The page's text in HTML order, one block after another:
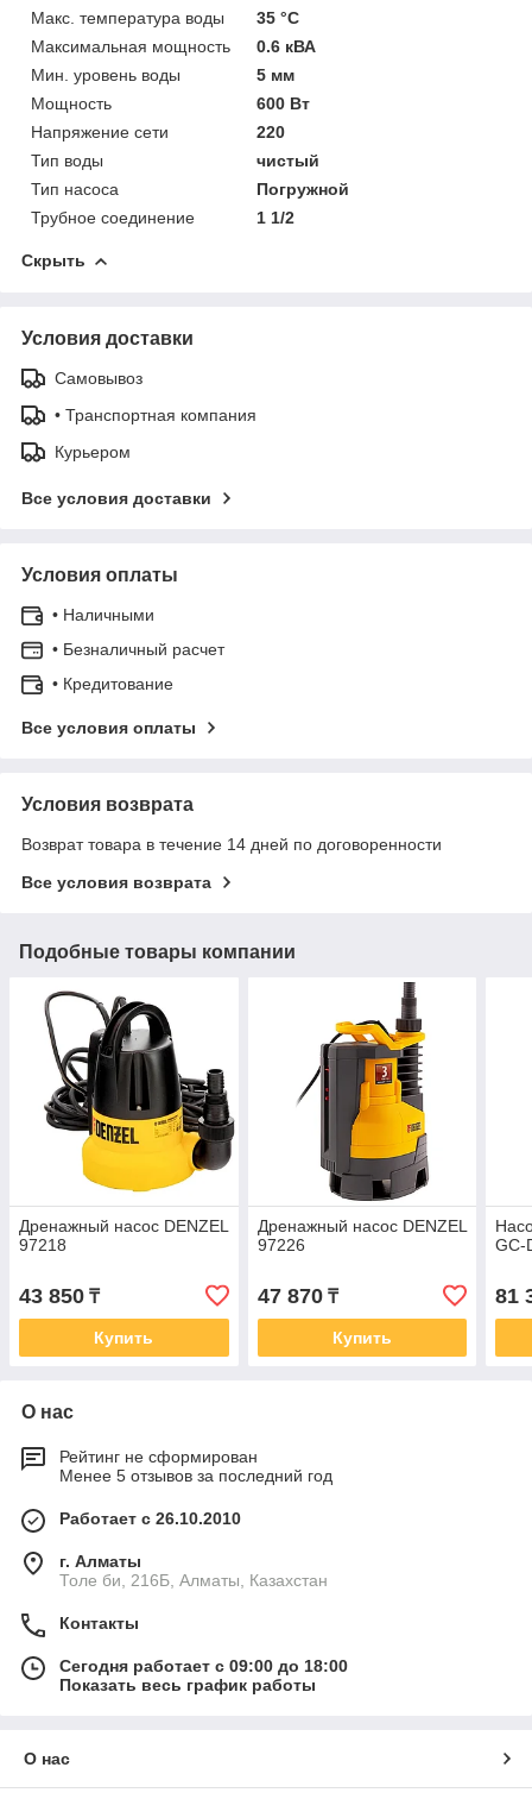
Макс. температура воды
35 °C
Максимальная мощность
0.6 кВА
Мин. уровень воды
5 мм
Мощность
600 Вт
Напряжение сети
220
Тип воды
чистый
Тип насоса
Погружной
Трубное соединение
1 1/2
Скрыть
Условия доставки
Самовывоз
• Транспортная компания
Курьером
Все условия доставки
Условия оплаты
• Наличными
• Безналичный расчет
• Кредитование
Все условия оплаты
Условия возврата
Возврат товара в течение 14 дней по договоренности
Все условия возврата
Подобные товары компании
Дренажный насос DENZEL
97218
43 850 ₸
Купить
Дренажный насос DENZEL
97226
47 870₸
Купить
GC-
81
О нас
Рейтинг не сформирован
Менее 5 отзывов за последний год
Работает с 26.10.2010
г. Алматы
Толе би, 216Б, Алматы, Казахстан
Контакты
Сегодня работает с 09:00 до 18:00
Показать весь график работы
О нас